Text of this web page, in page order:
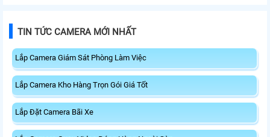
TIN TỨC CAMERA MỚI NHẤT
Lắp Camera Giám Sát Phòng Làm Việc
Lắp Camera Kho Hàng Trọn Gói Giá Tốt
Lắp Đặt Camera Bãi Xe